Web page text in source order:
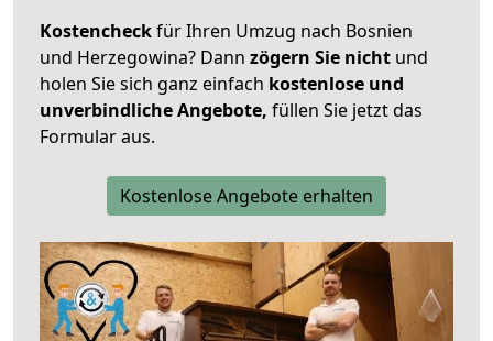
Kostencheckfür Ihren Umzug nach Bosnien
und Herzegowina? Dann zögern Sie nicht und
holen Sie sich ganz einfach kostenlose und
unverbindliche Angebote, füllen Sie jetzt das
Formular aus.
Kostenlose Angebote erhalten